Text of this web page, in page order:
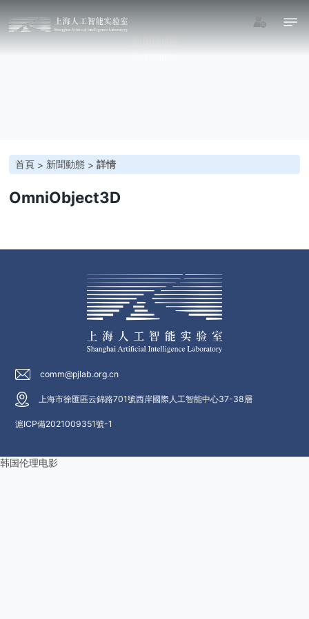
新聞動態
首頁 > 新聞動態 >詳情
OmniObject3D
comm@pjlab.org.cn
上海市徐匯區云錦路701號西岸國際人工智能中心37-38層
滬ICP備2021009351號-1
韩国伦理电影